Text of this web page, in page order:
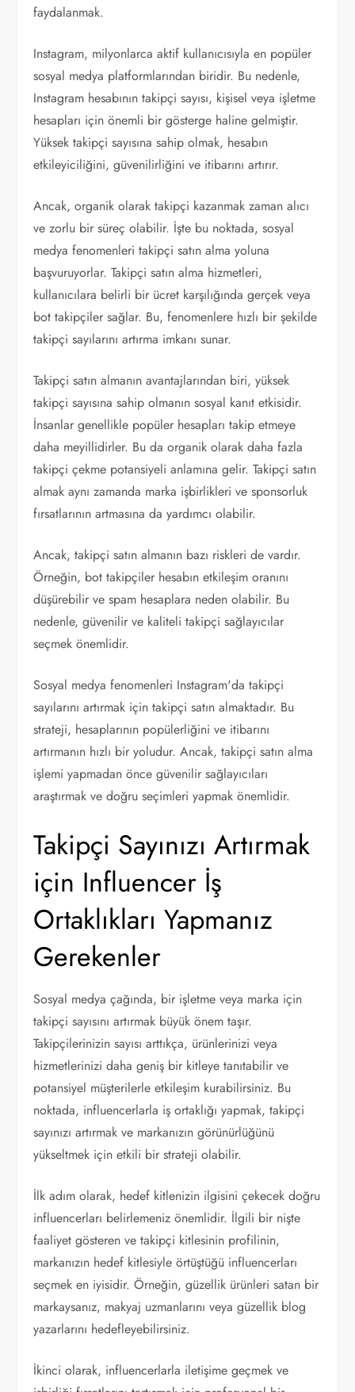
faydalanmak.
Instagram, milyonlarca aktif kullanıcısıyla en popüler
sosyal medya platformlarından biridir. Bu nedenle,
Instagram hesabının takipçi sayısı, kişisel veya işletme
hesapları için önemli bir gösterge haline gelmiştir.
Yüksek takipçi sayısına sahip olmak, hesabın
etkileyiciliğini, güvenilirliğini ve itibarını artırır.
Ancak, organik olarak takipçi kazanmak zaman alıcı
ve zorlu bir süreç olabilir. İşte bu noktada, sosyal
medya fenomenleri takipçi satın alma yoluna
başvuruyorlar. Takipçi satın alma hizmetleri,
kullanıcılara belirli bir ücret karşılığında gerçek veya
bot takipçiler sağlar. Bu, fenomenlere hızlı bir şekilde
takipçi sayılarını artırma imkanı sunar.
Takipçi satın almanın avantajlarından biri, yüksek
takipçi sayısına sahip olmanın sosyal kanıt etkisidir.
İnsanlar genellikle popüler hesapları takip etmeye
daha meyillidirler. Bu da organik olarak daha fazla
takipçi çekme potansiyeli anlamına gelir. Takipçi satın
almak aynı zamanda marka işbirlikleri ve sponsorluk
fırsatlarının artmasına da yardımcı olabilir.
Ancak, takipçi satın almanın bazı riskleri de vardır.
Örneğin, bot takipçiler hesabın etkileşim oranını
düşürebilir ve spam hesaplara neden olabilir. Bu
nedenle, güvenilir ve kaliteli takipçi sağlayıcılar
seçmek önemlidir.
Sosyal medya fenomenleri Instagram'da takipçi
sayılarını artırmak için takipçi satın almaktadır. Bu
strateji, hesaplarının popülerliğini ve itibarını
artırmanın hızlı bir yoludur. Ancak, takipçi satın alma
işlemi yapmadan önce güvenilir sağlayıcıları
araştırmak ve doğru seçimleri yapmak önemlidir.
Takipçi Sayınızı Artırmak
için Influencer İş
Ortaklıkları Yapmanız
Gerekenler
Sosyal medya çağında, bir işletme veya marka için
takipçi sayısını artırmak büyük önem taşır.
Takipçilerinizin sayısı arttıkça, ürünlerinizi veya
hizmetlerinizi daha geniş bir kitleye tanıtabilir ve
potansiyel müşterilerle etkileşim kurabilirsiniz. Bu
noktada, influencerlarla iş ortaklığı yapmak, takipçi
sayınızı artırmak ve markanızın görünürlüğünü
yükseltmek için etkili bir strateji olabilir.
İlk adım olarak, hedef kitlenizin ilgisini çekecek doğru
influencerları belirlemeniz önemlidir. İlgili bir nişte
faaliyet gösteren ve takipçi kitlesinin profilinin,
markanızın hedef kitlesiyle örtüştüğü influencerları
seçmek en iyisidir. Örneğin, güzellik ürünleri satan bir
markaysanız, makyaj uzmanlarını veya güzellik blog
yazarlarını hedefleyebilirsiniz.
İkinci olarak, influencerlarla iletişime geçmek ve